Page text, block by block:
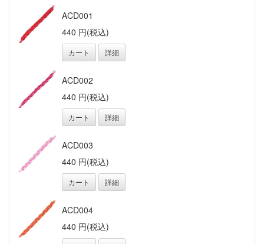
ACD001
440 円(税込)
カート 詳細
ACD002
440 円(税込)
カート 詳細
ACD003
440 円(税込)
カート 詳細
ACD004
440 円(税込)